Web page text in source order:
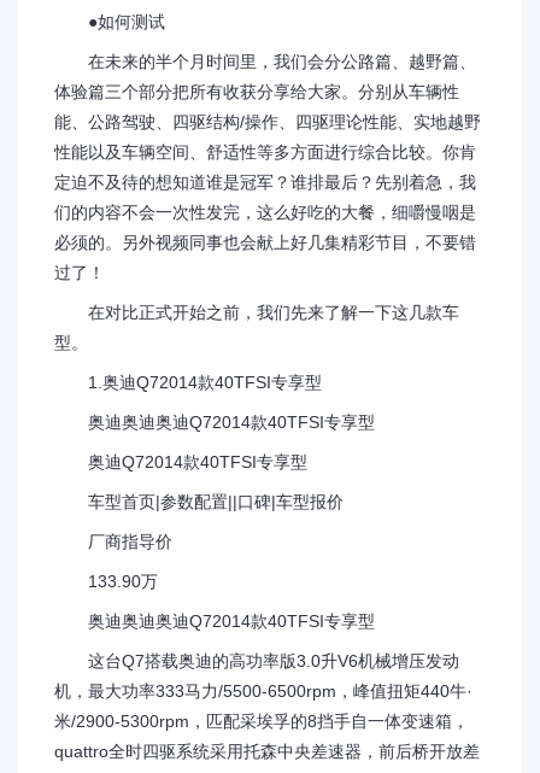
●如何测试
在未来的半个月时间里，我们会分公路篇、越野篇、
体验篇三个部分把所有收获分享给大家。分别从车辆性
能、公路驾驶、四驱结构/操作、四驱理论性能、实地越野
性能以及车辆空间、舒适性等多方面进行综合比较。你肯
定迫不及待的想知道谁是冠军？谁排最后？先别着急，我
们的内容不会一次性发完，这么好吃的大餐，细嚼慢咽是
必须的。另外视频同事也会献上好几集精彩节目，不要错
过了！
在对比正式开始之前，我们先来了解一下这几款车
型。
1.奥迪Q72014款40TFSI专享型
奥迪奥迪奥迪Q72014款40TFSI专享型
奥迪Q72014款40TFSI专享型
车型首页|参数配置||口碑|车型报价
厂商指导价
133.90万
奥迪奥迪奥迪Q72014款40TFSI专享型
这台Q7搭载奥迪的高功率版3.0升V6机械增压发动
机，最大功率333马力/5500-6500rpm，峰值扭矩440牛·
米/2900-5300rpm，匹配采埃孚的8挡手自一体变速箱，
quattro全时四驱系统采用托森中央差速器，前后桥开放差